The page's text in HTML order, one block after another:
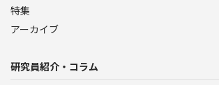
特集
アーカイブ
研究員紹介・コラム